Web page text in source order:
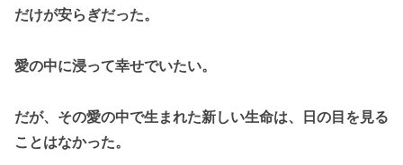
だけが安らぎだった。
愛の中に浸って幸せでいたい。
だが、その愛の中で生まれた新しい生命は、日の目を見る
ことはなかった。